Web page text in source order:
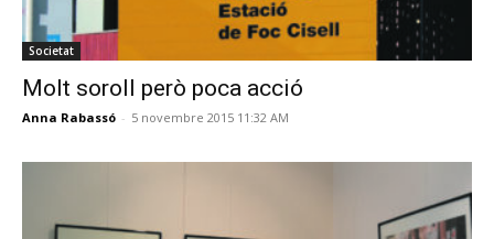
Societat
Molt soroll però poca acció
Anna Rabassó - 5 novembre 2015 11:32 AM